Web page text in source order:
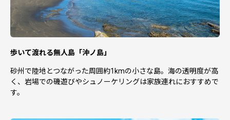
・当自治体は、ふるさと納税サポートセンター（以下「ふ
る場合があります。
・当自治体は自己又はふるさと納税サポートセンターに帰
責事由なく申込者が返礼品を受領できない場合、再配達の
歩いて渡れる無人島「沖ノ島」
砂州で陸地とつながった周囲約1kmの小さな島。海の透明度が高
く、岩場での磯遊びやシュノーケリングは家族連れにおすすめで
す。